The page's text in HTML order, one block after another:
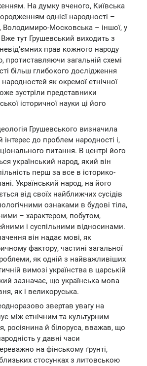
На думку вченого, Київська
однієї народності –
Володимиро-Московська – іншої, у
тут Грушевський виходить з
прав кожного народу
протиставляючи загальній схемі
більш глибокого дослідження
народностей як окремої етнічної
зустріли представники
історичної науки ці його
Грушевського визначила
до проблем народності і,
питання. В центрі його
український народ, який він
перш за все в історико-
Український народ, на його
від своїх найближчих сусідів
ознаками в будові тіла,
– характером, побутом,
і суспільними відносинами.
він надає мові, як
фактору, частині загальної
як одній з найважливіших
вимозі українства в царській
зазначає, що українська мова
як і великоруська.
звертав увагу на
між етнічним та культурним
росіянина й білоруса, вважав, що
у давні часи
на фінському ґрунті,
стосунках з литовською